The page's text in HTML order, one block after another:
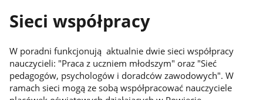
Sieci współpracy
W poradni funkcjonują aktualnie dwie sieci współpracy
nauczycieli: "Praca z uczniem młodszym" oraz "Sieć
pedagogów, psychologów i doradców zawodowych". W
ramach sieci mogą ze sobą współpracować nauczyciele